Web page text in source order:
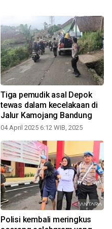
Tiga pemudik asal Depok
tewas dalam kecelakaan di
Jalur Kamojang Bandung
04 April 2025 6:12 WIB, 2025
Polisi kembali meringkus